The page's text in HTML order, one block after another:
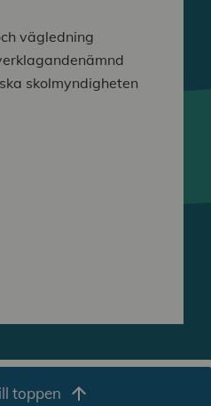
vägledning
skolmyndigheten
toppen arrow_upward